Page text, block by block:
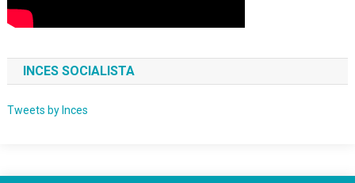
INCES SOCIALISTA
Tweets by Inces